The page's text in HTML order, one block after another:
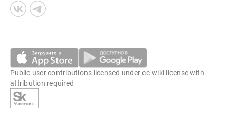
Public user contributions licensed undercc-wiki license with
attribution required